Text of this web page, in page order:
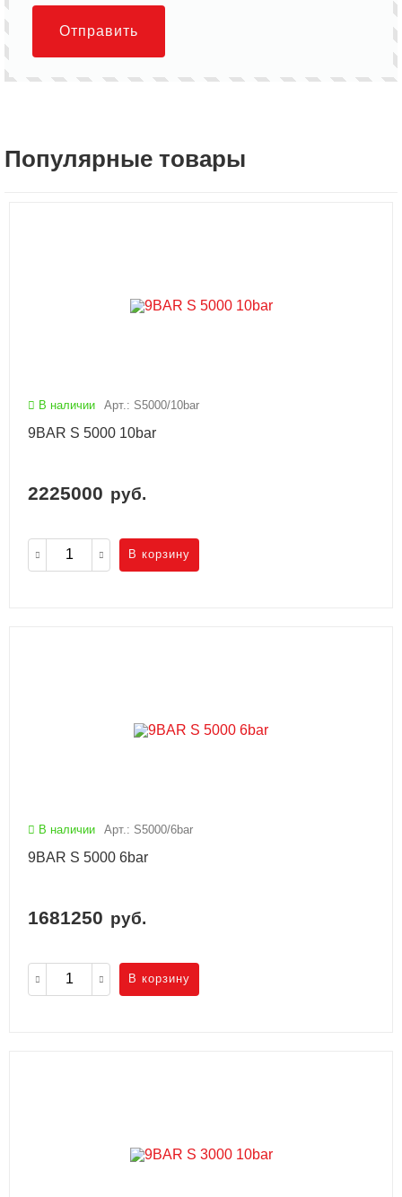
Отправить
Популярные товары
В наличии Арт.: S5000/10bar
9BAR S 5000 10bar
2225000 руб.
В корзину
В наличии Арт.: S5000/6bar
9BAR S 5000 6bar
1681250 руб.
В корзину